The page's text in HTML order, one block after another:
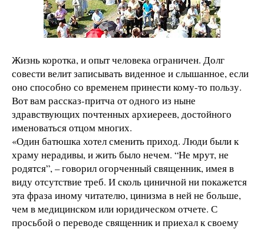
Жизнь коротка, и опыт человека ограничен. Долг
совести велит записывать виденное и слышанное, если
оно способно со временем принести кому-то пользу.
Вот вам рассказ-притча от одного из ныне
здравствующих почтенных архиереев, достойного
именоваться отцом многих.
«Один батюшка хотел сменить приход. Люди были к
храму нерадивы, и жить было нечем. “Не мрут, не
родятся”, – говорил огорченный священник, имея в
виду отсутствие треб. И сколь циничной ни покажется
эта фраза иному читателю, цинизма в ней не больше,
чем в медицинском или юридическом отчете. С
просьбой о переводе священник и приехал к своему